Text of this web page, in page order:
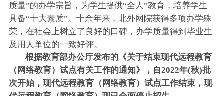
质量”的办学宗旨，为学生提供“全人”教育，培养学生
具备“十大素质”。十余年来，北外网院获得多项办学殊
荣，在社会上树立了良好的口碑，办学质量得到毕业生
及用人单位的一致好评。
根据教育部办公厅发布的《关于结束现代远程教育
（网络教育）试点有关工作的通知》，自2022年(秋)批
次开始，现代远程教育（网络教育）试点工作结束， 现